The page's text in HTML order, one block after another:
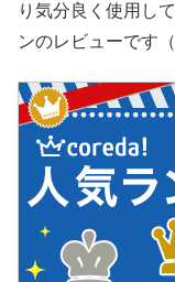
り気分良く使用し
ンのレビューです